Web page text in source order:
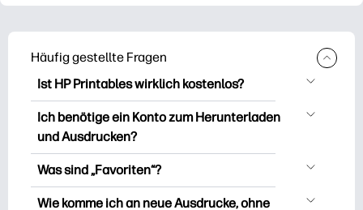
Häufig gestellte Fragen
Ist HP Printables wirklich kostenlos?
HP Printables bietet über 2.500
kostenlose Vorlagen zum Herunterladen
Vorlagen, unterhaltsame Arbeitsblätter
zum Lernen, Bastelideen und Karten für
Ich benötige ein Konto zum Herunterladen
und Ausdrucken?
Sie können es erkunden und drucken,
Sie sich anmelden, können Sie Ihre
Was sind „Favoriten“?
Favourites is Ihr persönlicher Vorrat an
Wie komme ich an neue Ausdrucke, ohne